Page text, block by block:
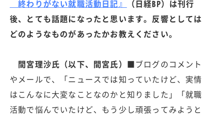
終わりがない就職活動日記』
（日経BP）は刊行
後、とても話題になったと思います。反響としては
どのようなものがあったかお教えください。
間宮理沙氏（以下、間宮氏）■ブログのコメント
やメールで、「ニュースでは知っていたけど、実情
はこんなに大変なことなのかと知りました」「就職
活動で悩んでいたけど、もう少し頑張ってみようと